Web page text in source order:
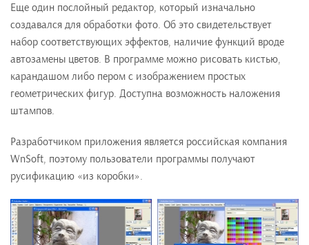
Еще один послойный редактор, который изначально
создавался для обработки фото. Об это свидетельствует
набор соответствующих эффектов, наличие функций вроде
автозамены цветов. В программе можно рисовать кистью,
карандашом либо пером с изображением простых
геометрических фигур. Доступна возможность наложения
штампов.
Разработчиком приложения является российская компания
WnSoft, поэтому пользователи программы получают
русификацию «из коробки».